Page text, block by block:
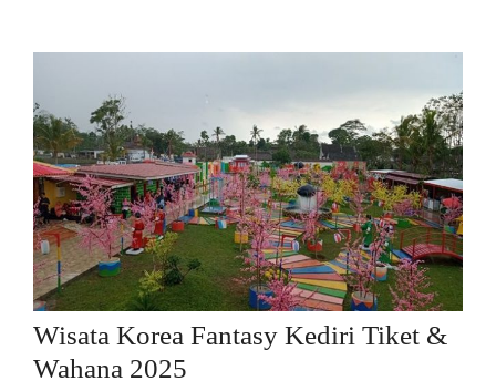
Wisata Korea Fantasy Kediri Tiket &
Wahana 2025